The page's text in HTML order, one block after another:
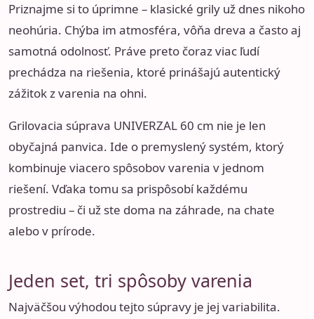
Priznajme si to úprimne – klasické grily už dnes nikoho
neohúria. Chýba im atmosféra, vôňa dreva a často aj
samotná odolnosť. Práve preto čoraz viac ľudí
prechádza na riešenia, ktoré prinášajú autentický
zážitok z varenia na ohni.
Grilovacia súprava UNIVERZAL 60 cm nie je len
obyčajná panvica. Ide o premyslený systém, ktorý
kombinuje viacero spôsobov varenia v jednom
riešení. Vďaka tomu sa prispôsobí každému
prostrediu – či už ste doma na záhrade, na chate
alebo v prírode.
Jeden set, tri spôsoby varenia
Najväčšou výhodou tejto súpravy je jej variabilita.